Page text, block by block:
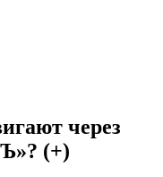
через
(+)